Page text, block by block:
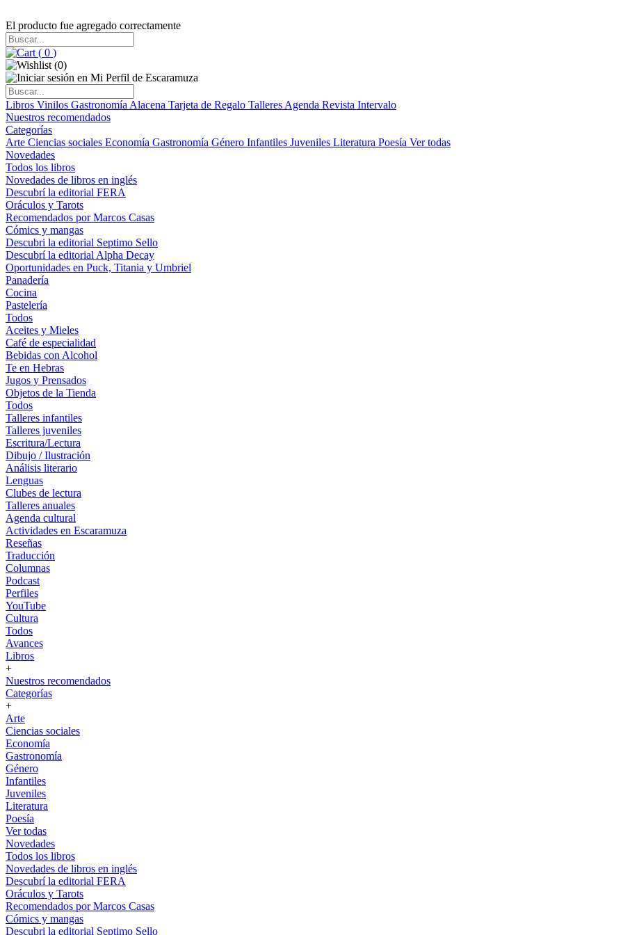
El producto fue agregado correctamente
( 0 )
(0)
Libros Vinilos Gastronomía Alacena Tarjeta de Regalo Talleres Agenda Revista Intervalo
Nuestros recomendados
Categorías
Arte Ciencias sociales Economía Gastronomía Género Infantiles Juveniles Literatura Poesía Ver todas
Novedades
Todos los libros
Novedades de libros en inglés
Descubrí la editorial FERA
Oráculos y Tarots
Recomendados por Marcos Casas
Cómics y mangas
Descubri la editorial Septimo Sello
Descubrí la editorial Alpha Decay
Oportunidades en Puck, Titania y Umbriel
Panadería
Cocina
Pastelería
Todos
Aceites y Mieles
Café de especialidad
Bebidas con Alcohol
Te en Hebras
Jugos y Prensados
Objetos de la Tienda
Todos
Talleres infantiles
Talleres juveniles
Escritura/Lectura
Dibujo / Ilustración
Análisis literario
Lenguas
Clubes de lectura
Talleres anuales
Agenda cultural
Actividades en Escaramuza
Reseñas
Traducción
Columnas
Podcast
Perfiles
YouTube
Cultura
Todos
Avances
Libros
+
Nuestros recomendados
Categorías
+
Arte
Ciencias sociales
Economía
Gastronomía
Género
Infantiles
Juveniles
Literatura
Poesía
Ver todas
Novedades
Todos los libros
Novedades de libros en inglés
Descubrí la editorial FERA
Oráculos y Tarots
Recomendados por Marcos Casas
Cómics y mangas
Descubri la editorial Septimo Sello